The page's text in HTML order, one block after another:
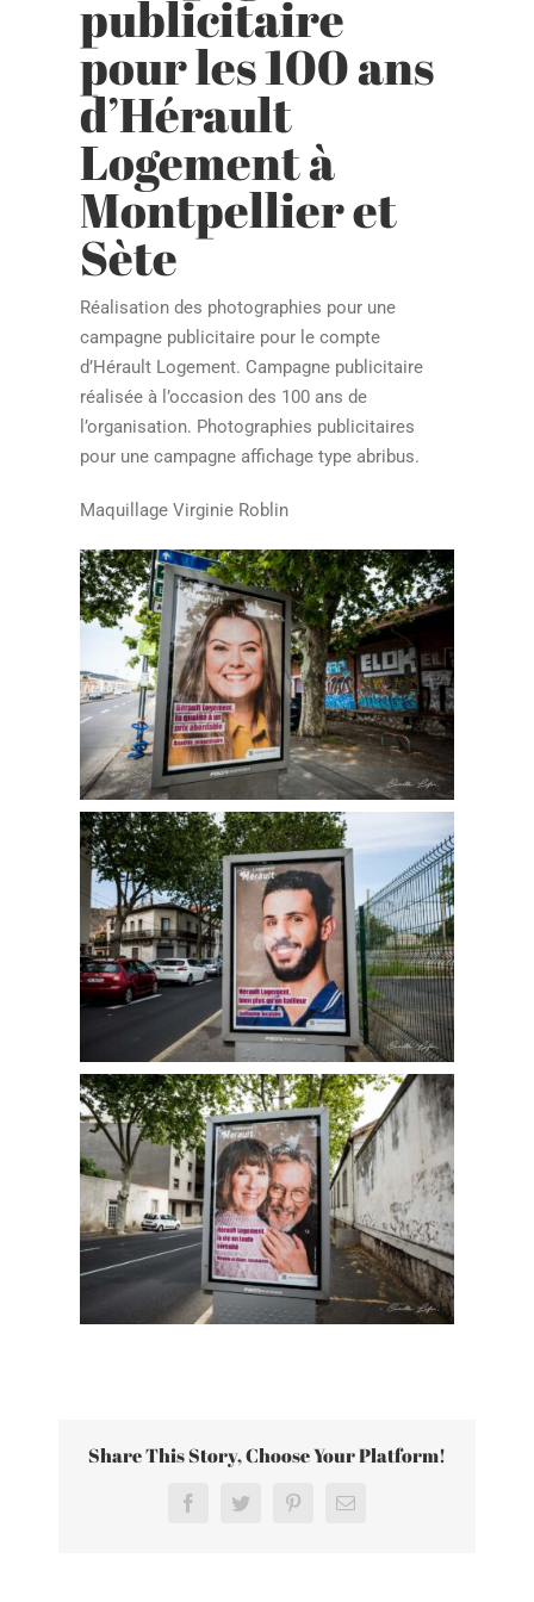
publicitaire
pour les 100 ans
d’Hérault
Logement à
Montpellier et
Sète
Réalisation des photographies pour une
campagne publicitaire pour le compte
d’Hérault Logement. Campagne publicitaire
réalisée à l’occasion des 100 ans de
l’organisation. Photographies publicitaires
pour une campagne affichage type abribus.
Maquillage Virginie Roblin
Share This Story, Choose Your Platform!
FacebookTwitter PinterestEmail